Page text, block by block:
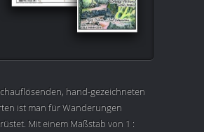
hand-gezeichneten
ist man für Wanderungen
Mit einem Maßstab von 1 :